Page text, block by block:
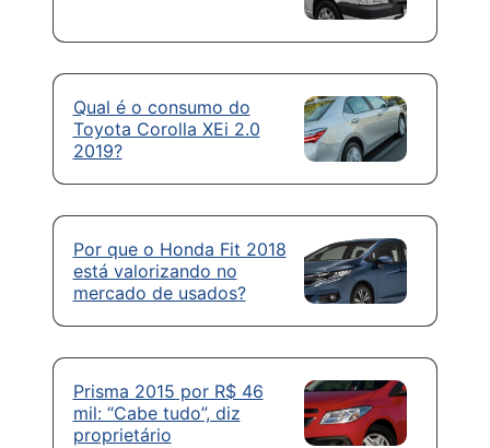
Qual é o consumo do
Toyota Corolla XEi 2.0
2019?
Por que o Honda Fit 2018
está valorizando no
mercado de usados?
Prisma 2015 por R$ 46
mil: “Cabe tudo”, diz
proprietário